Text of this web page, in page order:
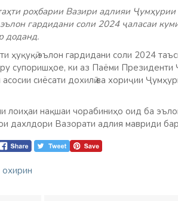
роҳбарии Вазири адлияи
гардидани соли 2024 ҷаласаи
доданд.
ҳуқуқӣ эълон гардидани соли 2024
супоришҳое, ки аз Паёми Президенти
сиёсати дохилӣ ва хориҷии
лоиҳаи нақшаи чорабиниҳо оид ба
дахлдори Вазорати адлия мавриди